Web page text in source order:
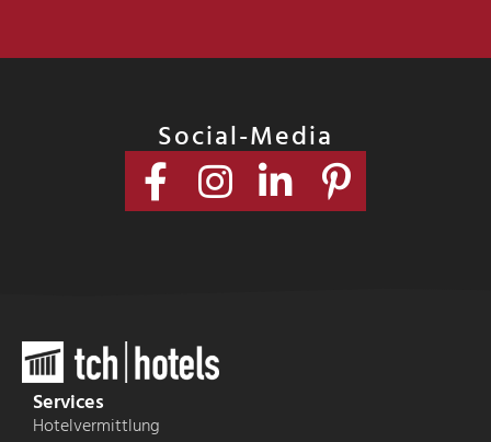
Social-Media
Services
Hotelvermittlung